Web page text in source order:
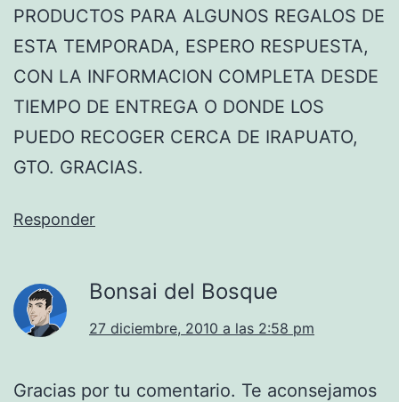
PRODUCTOS PARA ALGUNOS REGALOS DE
ESTA TEMPORADA, ESPERO RESPUESTA,
CON LA INFORMACION COMPLETA DESDE
TIEMPO DE ENTREGA O DONDE LOS
PUEDO RECOGER CERCA DE IRAPUATO,
GTO. GRACIAS.
Responder
Bonsai del Bosque
27 diciembre, 2010 a las 2:58 pm
Gracias por tu comentario. Te aconsejamos